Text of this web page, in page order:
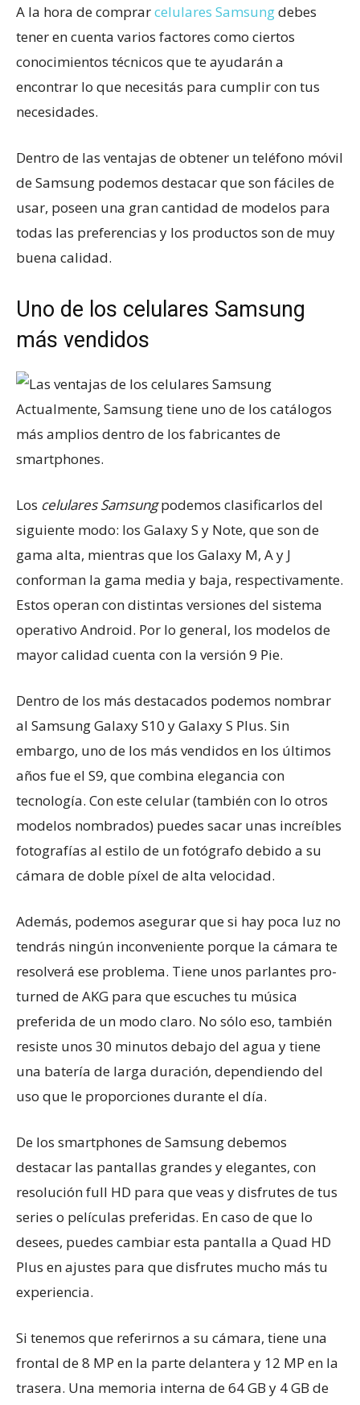
A la hora de comprarcelulares Samsungdebes
tener en cuenta varios factores como ciertos
conocimientos técnicos que te ayudarán a
encontrar lo que necesitás para cumplir con tus
necesidades.
Dentro de las ventajas de obtener un teléfono móvil
de Samsung podemos destacar que son fáciles de
usar, poseen una gran cantidad de modelos para
todas las preferencias y los productos son de muy
buena calidad.
Uno de los celulares Samsung
más vendidos
Actualmente, Samsung tiene uno de los catálogos
más amplios dentro de los fabricantes de
smartphones.
Los celulares Samsungpodemos clasificarlos del
siguiente modo: los Galaxy S y Note, que son de
gama alta, mientras que los Galaxy M, A y J
conforman la gama media y baja, respectivamente.
Estos operan con distintas versiones del sistema
operativo Android. Por lo general, los modelos de
mayor calidad cuenta con la versión 9 Pie.
Dentro de los más destacados podemos nombrar
al Samsung Galaxy S10 y Galaxy S Plus. Sin
embargo, uno de los más vendidos en los últimos
años fue el S9, que combina elegancia con
tecnología. Con este celular (también con lo otros
modelos nombrados) puedes sacar unas increíbles
fotografías al estilo de un fotógrafo debido a su
cámara de doble píxel de alta velocidad.
Además, podemos asegurar que si hay poca luz no
tendrás ningún inconveniente porque la cámara te
resolverá ese problema. Tiene unos parlantes pro-
turned de AKG para que escuches tu música
preferida de un modo claro. No sólo eso, también
resiste unos 30 minutos debajo del agua y tiene
una batería de larga duración, dependiendo del
uso que le proporciones durante el día.
De los smartphones de Samsung debemos
destacar las pantallas grandes y elegantes, con
resolución full HD para que veas y disfrutes de tus
series o películas preferidas. En caso de que lo
desees, puedes cambiar esta pantalla a Quad HD
Plus en ajustes para que disfrutes mucho más tu
experiencia.
Si tenemos que referirnos a su cámara, tiene una
frontal de 8 MP en la parte delantera y 12 MP en la
trasera. Una memoria interna de 64 GB y 4 GB de